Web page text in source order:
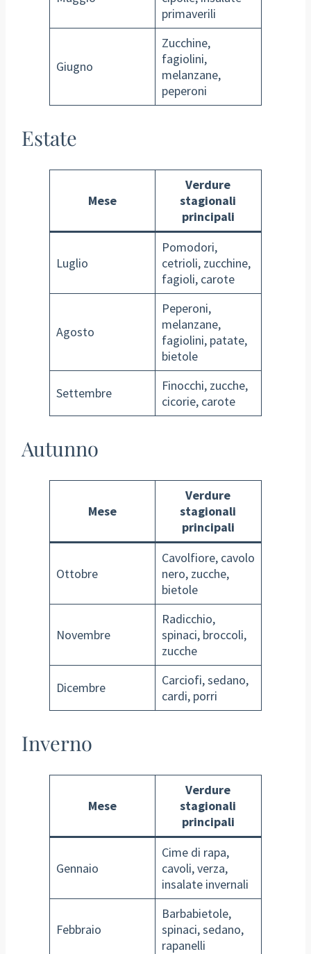
primaverili
Giugno
Zucchine,
fagiolini,
melanzane,
peperoni
Estate
Mese
Verdure
stagionali
principali
Luglio
Pomodori,
cetrioli, zucchine,
fagioli, carote
Agosto
Peperoni,
melanzane,
fagiolini, patate,
bietole
Settembre
Finocchi, zucche,
cicorie, carote
Autunno
Mese
Verdure
stagionali
principali
Ottobre
Cavolfiore, cavolo
nero, zucche,
bietole
Novembre
Radicchio,
spinaci, broccoli,
zucche
Dicembre
Carciofi, sedano,
cardi, porri
Inverno
Mese
Verdure
stagionali
principali
Gennaio
Cime di rapa,
cavoli, verza,
insalate invernali
Febbraio
Barbabietole,
spinaci, sedano,
rapanelli